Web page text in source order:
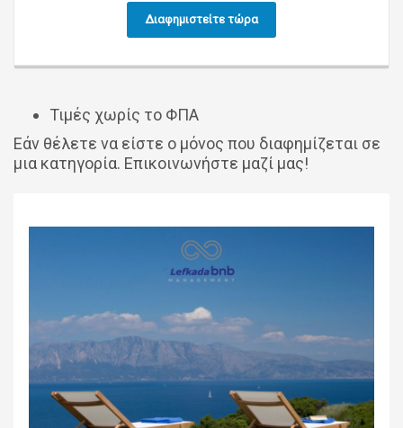
Διαφημιστείτε τώρα
Τιμές χωρίς το ΦΠΑ
Εάν θέλετε να είστε ο μόνος που διαφημίζεται σε
μια κατηγορία. Επικοινωνήστε μαζί μας!